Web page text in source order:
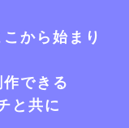
から始まり
できる
と共に